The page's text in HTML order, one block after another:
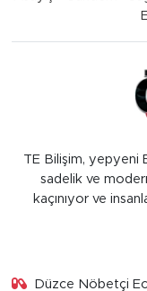
TE Bilişim, yepyeni
sadelik ve
kaçınıyor ve
Düzce Nöbetçi